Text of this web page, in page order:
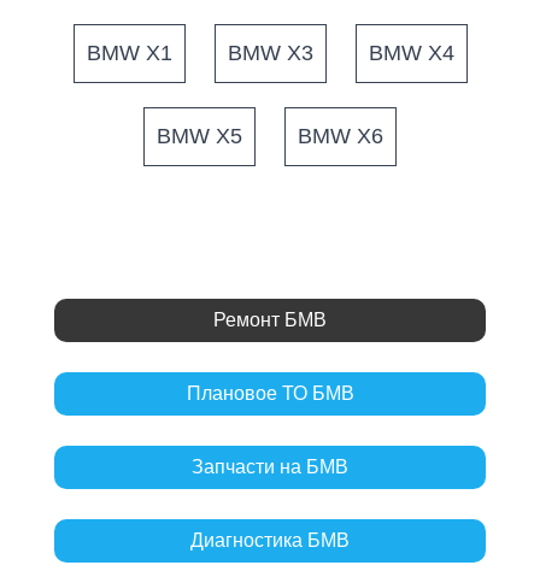
BMW X1 BMW X3 BMW X4
BMW X5 BMW X6
Ремонт БМВ
Плановое ТО БМВ
Запчасти на БМВ
Диагностика БМВ